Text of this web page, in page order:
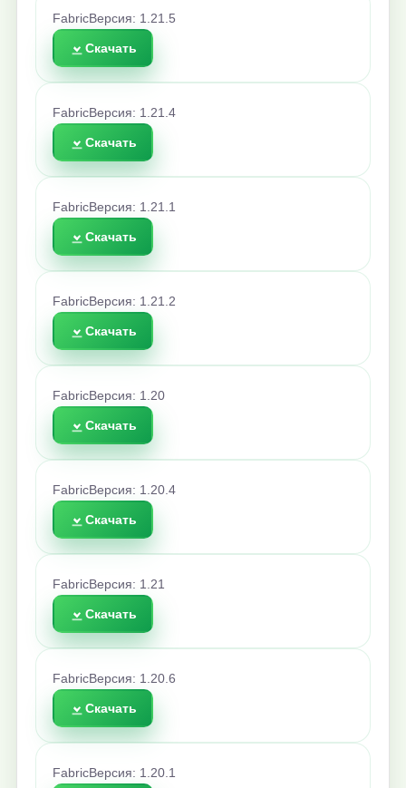
FabricВерсия: 1.21.5
Скачать
FabricВерсия: 1.21.4
Скачать
FabricВерсия: 1.21.1
Скачать
FabricВерсия: 1.21.2
Скачать
FabricВерсия: 1.20
Скачать
FabricВерсия: 1.20.4
Скачать
FabricВерсия: 1.21
Скачать
FabricВерсия: 1.20.6
Скачать
FabricВерсия: 1.20.1